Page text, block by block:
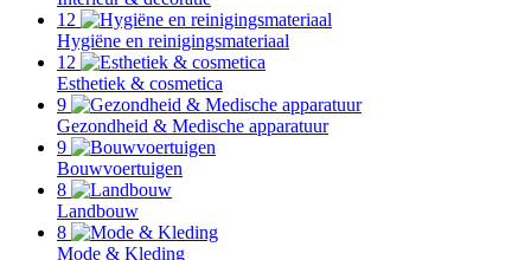
12
Hygiëne en reinigingsmateriaal
12
Esthetiek & cosmetica
9
Gezondheid & Medische apparatuur
9
Bouwvoertuigen
8
Landbouw
8
Mode & Kleding